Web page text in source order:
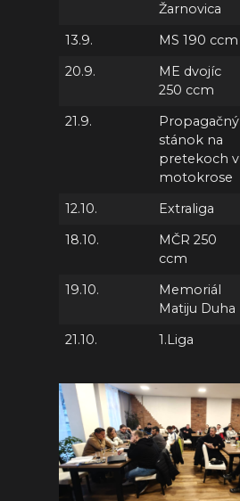
Žarnovica
13.9. MS 190 ccm
20.9.
ME dvojíc
250 ccm
21.9.
Propagačný
stánok na
pretekoch v
motokrose
12.10. Extraliga
18.10.
MČR 250
ccm
19.10.
Memoriál
Matiju Duha
21.10. 1.Liga